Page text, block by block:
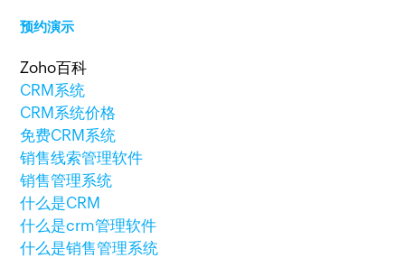
预约演示
Zoho百科
CRM系统
CRM系统价格
免费CRM系统
销售线索管理软件
销售管理系统
什么是CRM
什么是crm管理软件
什么是销售管理系统